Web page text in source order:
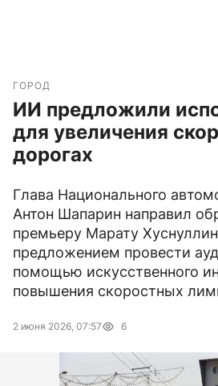
ГОРОД
ИИ предложили
для увеличения
дорогах
Глава Национального
Антон Шапарин направил
премьеру Марату
предложением провести
помощью искусственного
повышения скоростных
2 июня 2026, 07:57 6